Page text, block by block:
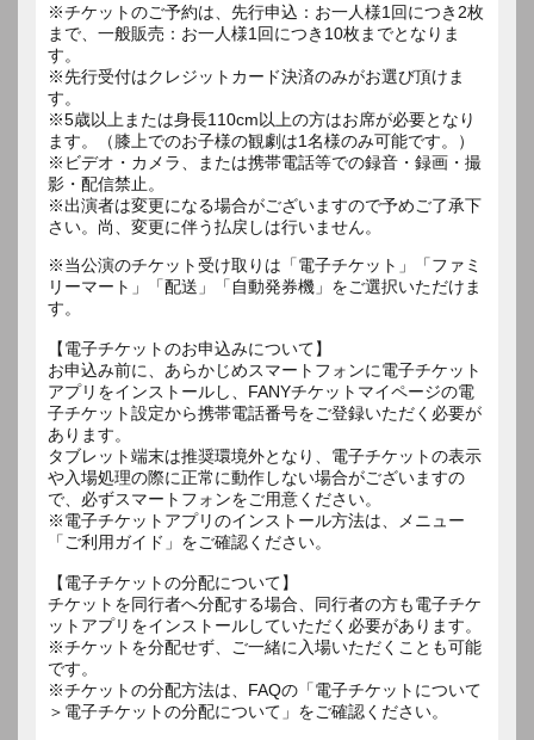
※チケットのご予約は、先行申込：お一人様1回につき2枚
まで、一般販売：お一人様1回につき10枚までとなりま
す。
※先行受付はクレジットカード決済のみがお選び頂けま
す。
※5歳以上または身長110cm以上の方はお席が必要となり
ます。（膝上でのお子様の観劇は1名様のみ可能です。）
※ビデオ・カメラ、または携帯電話等での録音・録画・撮
影・配信禁止。
※出演者は変更になる場合がございますので予めご了承下
さい。尚、変更に伴う払戻しは行いません。
※当公演のチケット受け取りは「電子チケット」「ファミ
リーマート」「配送」「自動発券機」をご選択いただけま
す。
【電子チケットのお申込みについて】
お申込み前に、あらかじめスマートフォンに電子チケット
アプリをインストールし、FANYチケットマイページの電
子チケット設定から携帯電話番号をご登録いただく必要が
あります。
タブレット端末は推奨環境外となり、電子チケットの表示
や入場処理の際に正常に動作しない場合がございますの
で、必ずスマートフォンをご用意ください。
※電子チケットアプリのインストール方法は、メニュー
「ご利用ガイド」をご確認ください。
【電子チケットの分配について】
チケットを同行者へ分配する場合、同行者の方も電子チケ
ットアプリをインストールしていただく必要があります。
※チケットを分配せず、ご一緒に入場いただくことも可能
です。
※チケットの分配方法は、FAQの「電子チケットについて
＞電子チケットの分配について」をご確認ください。